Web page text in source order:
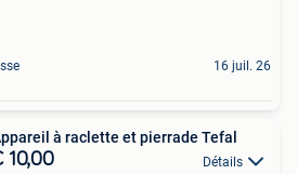
16 juil. 26
à raclette et pierrade Tefal
10,00 Détails